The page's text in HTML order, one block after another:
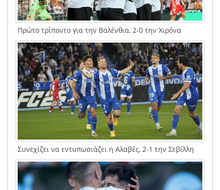
Πρώτο τρίποντο για την Βαλένθια, 2-0 την Χιρόνα
Συνεχίζει να εντυπωσιάζει η Αλαβές, 2-1 την Σεβίλλη